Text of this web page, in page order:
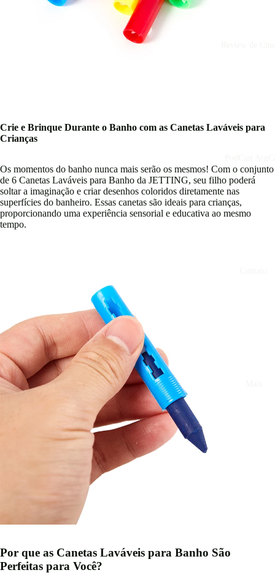
Crie e Brinque Durante o Banho com as Canetas Laváveis para
Crianças
Os momentos do banho nunca mais serão os mesmos! Com o conjunto
de 6 Canetas Laváveis para Banho da JETTING, seu filho poderá
soltar a imaginação e criar desenhos coloridos diretamente nas
superfícies do banheiro. Essas canetas são ideais para crianças,
proporcionando uma experiência sensorial e educativa ao mesmo
tempo.
Por que as Canetas Laváveis para Banho São
Perfeitas para Você?